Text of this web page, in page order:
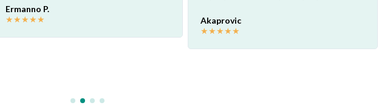
Ermanno P.
★★★★★ Akaprovic
★★★★★